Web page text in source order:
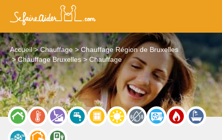
Accueil Chauffage
Chauffage Région de Bruxelles
Chauffage Bruxelles
Chauffage